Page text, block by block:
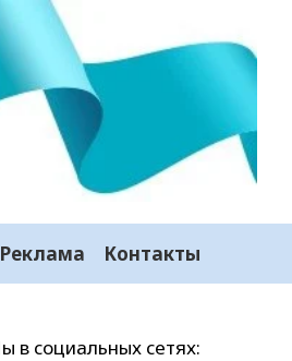
Реклама Контакты
в социальных сетях: